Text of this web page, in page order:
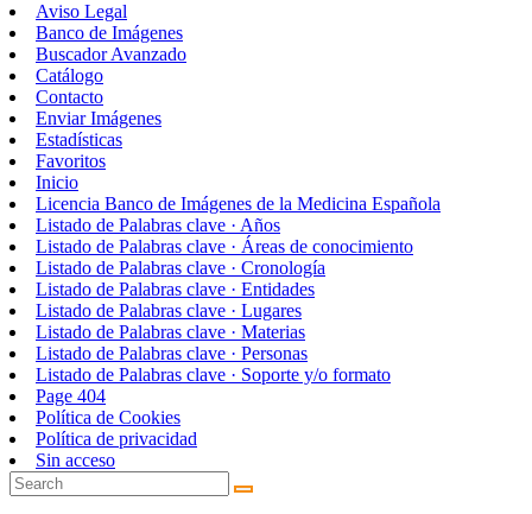
Aviso Legal
Banco de Imágenes
Buscador Avanzado
Catálogo
Contacto
Enviar Imágenes
Estadísticas
Favoritos
Inicio
Licencia Banco de Imágenes de la Medicina Española
Listado de Palabras clave · Años
Listado de Palabras clave · Áreas de conocimiento
Listado de Palabras clave · Cronología
Listado de Palabras clave · Entidades
Listado de Palabras clave · Lugares
Listado de Palabras clave · Materias
Listado de Palabras clave · Personas
Listado de Palabras clave · Soporte y/o formato
Page 404
Política de Cookies
Política de privacidad
Sin acceso